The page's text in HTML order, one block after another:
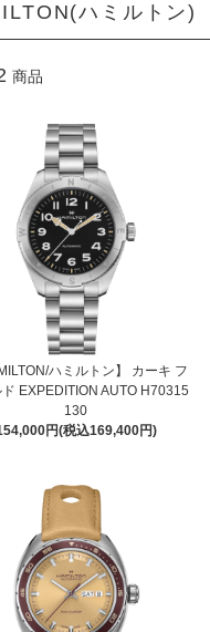
ハミルトン)
商品
ハミルトン】 カーキ フ
ド EXPEDITION AUTO H70315
130
円(税込169,400円)